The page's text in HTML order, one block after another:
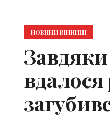
НОВИНИ ВІННИЦІ